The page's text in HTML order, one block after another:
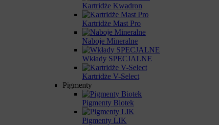
Kartridże Kwadron
Kartridże Mast Pro
Naboje Mineralne
Wkłady SPECJALNE
Kartridże V-Select
Pigmenty
Pigmenty Biotek
Pigmenty LIK